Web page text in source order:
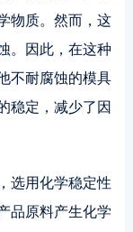
物质。然而，这
。因此，在这种
不耐腐蚀的模具
稳定，减少了因
选用化学稳定性
品原料产生化学